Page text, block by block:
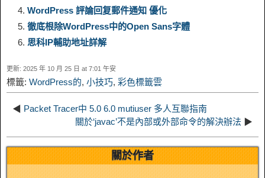
i
n
k
r
a
m
o
e
I
n
e
WordPress 評論回复郵件通知 優化
徹底根除WordPress中的Open Sans字體
思科IP輔助地址詳解
更新: 2025 年 10 月 25 日 at 7:01 午安
標籤: WordPress的, 小技巧, 彩色標籤雲
◀ Packet Tracer中 5.0 6.0 mutiuser 多人互聯指南
關於‘javac’不是內部​​或外部命令的解決辦法 ▶
關於作者